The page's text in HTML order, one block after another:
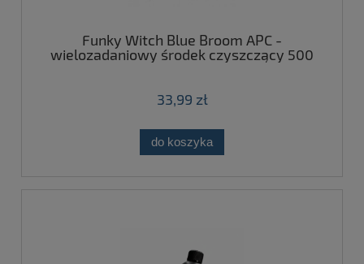
Funky Witch Blue Broom APC -
wielozadaniowy środek czyszczący 500
33,99 zł
do koszyka